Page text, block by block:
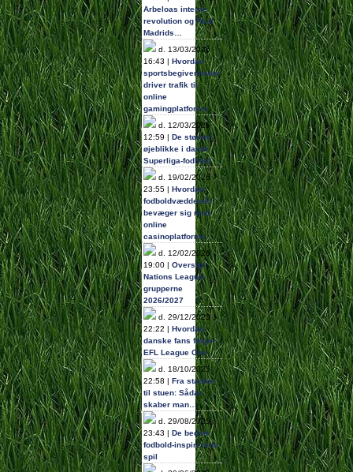
Arbeloas interne
revolution og Real
Madrids…
d. 13/03/2026
16:43 | Hvordan
sportsbegivenheder
driver trafik til
online
gamingplatforme
d. 12/03/2026
12:59 | De største
øjeblikke i dansk
Superliga-fodbold
d. 19/02/2026
23:55 | Hvordan
fodboldvæddemål
bevæger sig mod
online
casinoplatforme…
d. 12/02/2026
19:00 | Oversigt:
Nations League-
grupperne
2026/2027
d. 29/12/2025
22:22 | Hvordan
danske fans følger
EFL League One…
d. 18/10/2025
22:58 | Fra stadion
til stuen: Sådan
skaber man…
d. 29/08/2025
23:43 | De bedste
fodbold-inspirerede
spil